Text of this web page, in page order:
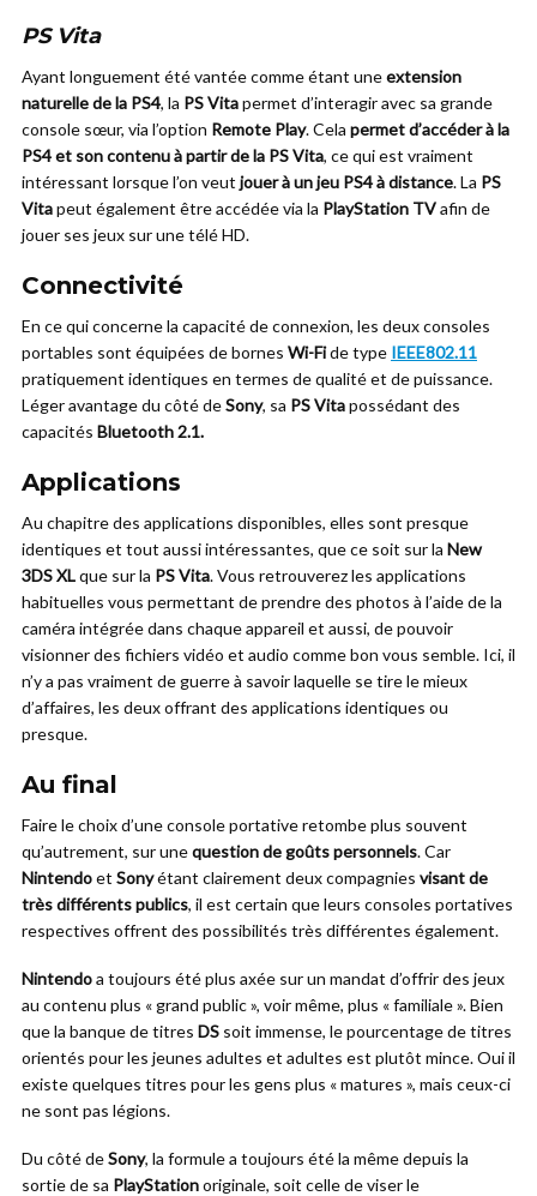
PS Vita
Ayant longuement été vantée comme étant uneextension
naturelle de la PS4, la PS Vitapermet d’interagir avec sa grande
console sœur, via l’option Remote Play. Cela permet d’accéder à la
PS4 et son contenu à partir de la PS Vita, ce qui est vraiment
intéressant lorsque l’on veut jouer à un jeu PS4 à distance. La PS
Vitapeut également être accédée via la PlayStation TVafin de
jouer ses jeux sur une télé HD.
Connectivité
En ce qui concerne la capacité de connexion, les deux consoles
portables sont équipées de bornes Wi-Fide type IEEE802.11
pratiquement identiques en termes de qualité et de puissance.
Léger avantage du côté deSony, sa PS Vitapossédant des
capacités Bluetooth 2.1.
Applications
Au chapitre des applications disponibles, elles sont presque
identiques et tout aussi intéressantes, que ce soit sur la New
3DS XLque sur la PS Vita. Vous retrouverez les applications
habituelles vous permettant de prendre des photos à l’aide de la
caméra intégrée dans chaque appareil et aussi, de pouvoir
visionner des fichiers vidéo et audio comme bon vous semble. Ici, il
n’y a pas vraiment de guerre à savoir laquelle se tire le mieux
d’affaires, les deux offrant des applications identiques ou
presque.
Au final
Faire le choix d’une console portative retombe plus souvent
qu’autrement, sur unequestion de goûts personnels. Car
Nintendoet Sonyétant clairement deux compagnies visant de
très différents publics, il est certain que leurs consoles portatives
respectives offrent des possibilités très différentes également.
Nintendoa toujours été plus axée sur un mandat d’offrir des jeux
au contenu plus « grand public », voir même, plus « familiale ». Bien
que la banque de titres DS soit immense, le pourcentage de titres
orientés pour les jeunes adultes et adultes est plutôt mince. Oui il
existe quelques titres pour les gens plus « matures », mais ceux-ci
ne sont pas légions.
Du côté deSony, la formule a toujours été la même depuis la
sortie de sa PlayStationoriginale, soit celle de viser le